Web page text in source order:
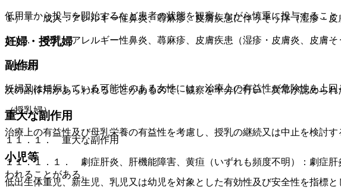
低用量から投与を開始するなど患者の状態を観察しながら慎重に投与するこ
妊婦・授乳婦
（妊婦）
妊婦又は妊娠している可能性のある女性には、治療上の有益性が危険性を上
（授乳婦）
治療上の有益性及び母乳栄養の有益性を考慮し、授乳の継続又は中止を検討
小児等
低出生体重児、新生児、乳児又は幼児を対象とした有効性及び安全性を指標と
１）． 成人：アレルギー性鼻炎、蕁麻疹、皮膚疾患に伴うそう痒（湿疹・
２）． 小児：アレルギー性鼻炎、蕁麻疹、皮膚疾患（湿疹・皮膚炎、皮膚そ
副作用
次の副作用があらわれることがあるので、観察を十分に行い、異常が認めら
重大な副作用
１１．１． 重大な副作用
１１．１．１． 劇症肝炎、肝機能障害、黄疸（いずれも頻度不明）：劇症
われることがある。